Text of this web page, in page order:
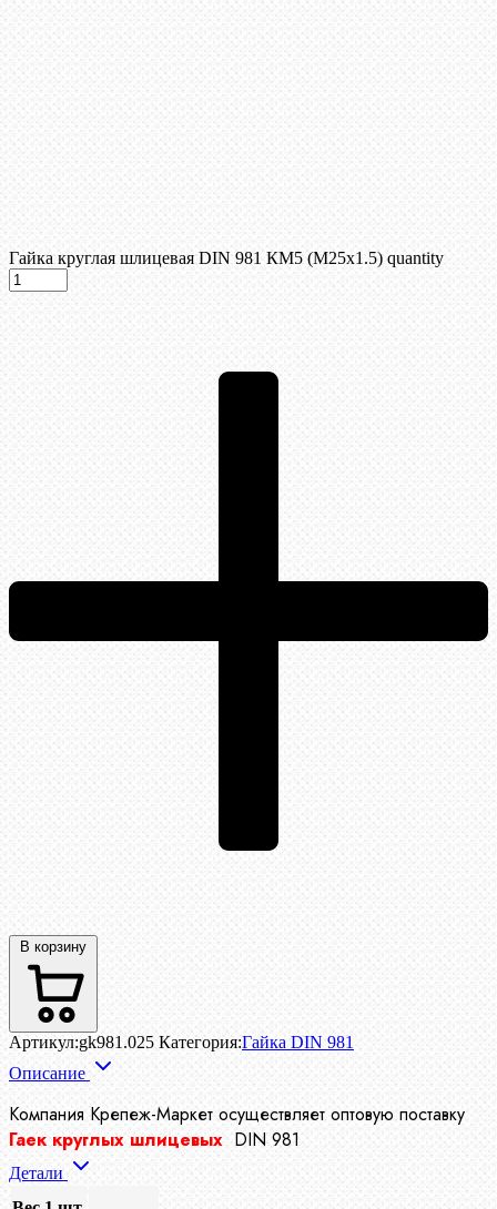
Гайка круглая шлицевая DIN 981 КМ5 (М25х1.5) quantity
В корзину
Артикул:gk981.025 Категория:Гайка DIN 981
Описание
Компания Крепеж-Маркет осуществляет оптовую поставку
Гаек круглых шлицевых DIN 981
Детали